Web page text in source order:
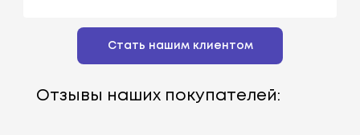
Стать нашим клиентом
Отзывы наших покупателей: